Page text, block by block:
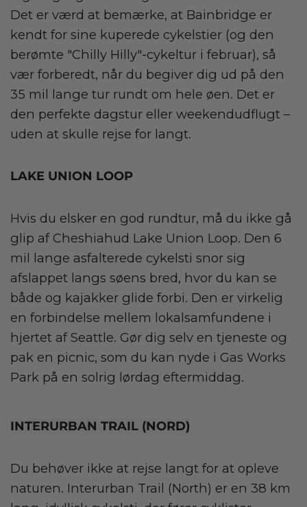
Det er værd at bemærke, at Bainbridge er
kendt for sine kuperede cykelstier (og den
berømte "Chilly Hilly"-cykeltur i februar), så
vær forberedt, når du begiver dig ud på den
35 mil lange tur rundt om hele øen. Det er
den perfekte dagstur eller weekendudflugt –
uden at skulle rejse for langt.
LAKE UNION LOOP
Hvis du elsker en god rundtur, må du ikke gå
glip af Cheshiahud Lake Union Loop. Den 6
mil lange asfalterede cykelsti snor sig
afslappet langs søens bred, hvor du kan se
både og kajakker glide forbi. Den er virkelig
en forbindelse mellem lokalsamfundene i
hjertet af Seattle. Gør dig selv en tjeneste og
pak en picnic, som du kan nyde i Gas Works
Park på en solrig lørdag eftermiddag.
INTERURBAN TRAIL (NORD)
Du behøver ikke at rejse langt for at opleve
naturen. Interurban Trail (North) er en 38 km